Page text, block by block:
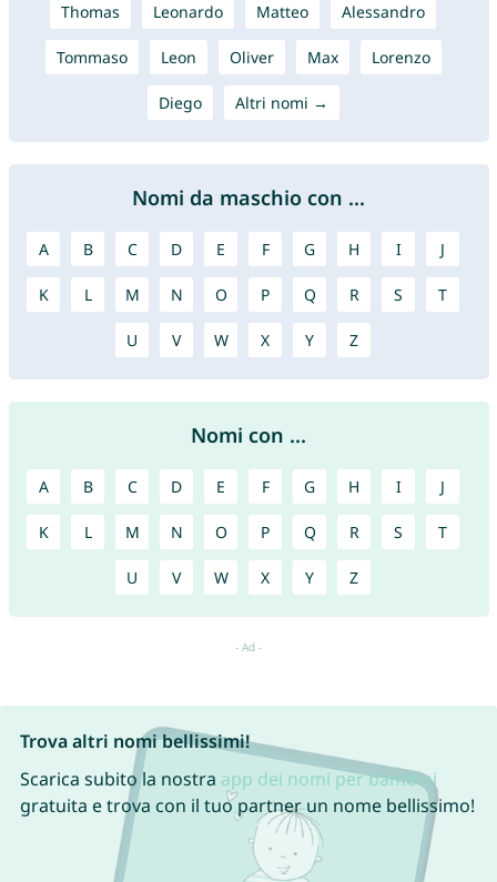
Thomas Leonardo Matteo Alessandro
Tommaso Leon Oliver Max Lorenzo
Diego Altri nomi →
Nomi da maschio con ...
A B C D E F G H I J
K L M N O P Q R S T
U V W X Y Z
Nomi con ...
A B C D E F G H I J
K L M N O P Q R S T
U V W X Y Z
Trova altri nomi bellissimi!
Scarica subito la nostra app dei nomi per bambini
gratuita e trova con il tuo partner un nome bellissimo!